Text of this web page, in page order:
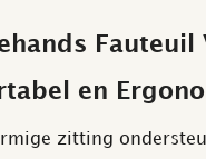
Fauteuil
en
zitting